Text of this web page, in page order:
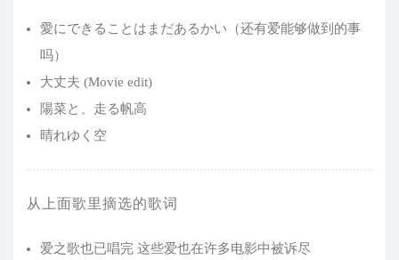
愛にできることはまだあるかい（还有爱能够做到的事
吗）
大丈夫 (Movie edit)
陽菜と、走る帆高
晴れゆく空
从上面歌里摘选的歌词
爱之歌也已唱完 这些爱也在许多电影中被诉尽